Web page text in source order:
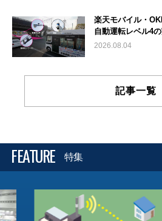
楽天モバイル・
自動運転レベル4
2026.08.04
記事一覧
FEATURE 特集